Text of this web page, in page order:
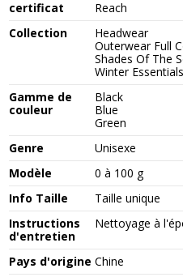
certificat
Reach
Collection
Headwear
Outerwear Full
Shades Of The
Winter Essentials
Gamme de
couleur
Black
Blue
Green
Genre
Unisexe
Modèle
0 à 100 g
Info Taille
Taille unique
Instructions
d'entretien
Nettoyage à
Pays d'origine Chine